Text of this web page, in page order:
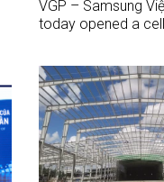
VGP – Samsung
today opened a